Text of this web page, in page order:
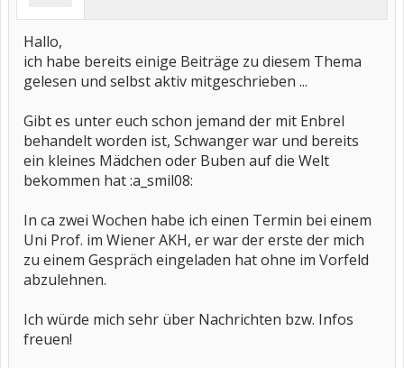
Hallo,
ich habe bereits einige Beiträge zu diesem Thema
gelesen und selbst aktiv mitgeschrieben ...
Gibt es unter euch schon jemand der mit Enbrel
behandelt worden ist, Schwanger war und bereits
ein kleines Mädchen oder Buben auf die Welt
bekommen hat :a_smil08:
In ca zwei Wochen habe ich einen Termin bei einem
Uni Prof. im Wiener AKH, er war der erste der mich
zu einem Gespräch eingeladen hat ohne im Vorfeld
abzulehnen.
Ich würde mich sehr über Nachrichten bzw. Infos
freuen!